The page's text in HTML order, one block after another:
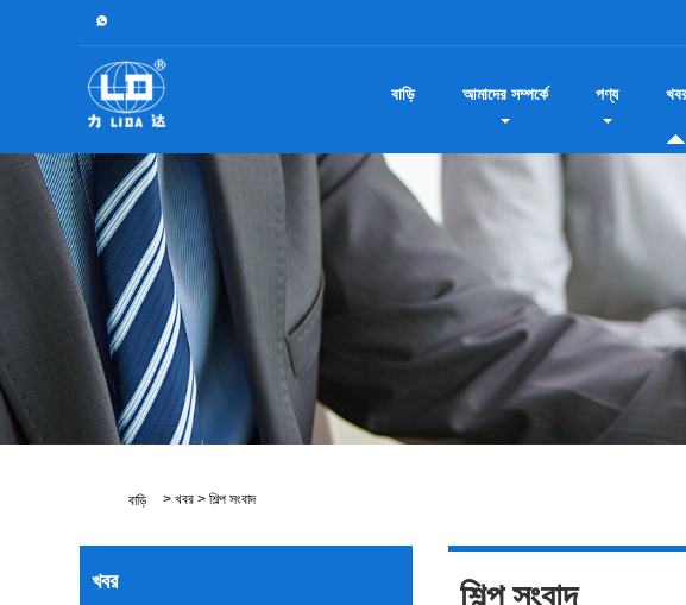
বাড়ি আমাদের সম্পর্কে পণ্য
বাড়ি > খবর > শিল্প সংবাদ
খবর শিল্প সংবাদ